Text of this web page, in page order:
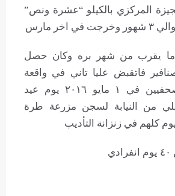
المركزي بالكيلو “عشرة ونص”
مارس
يقرب من شهر بره وكان حصل
فاتقبض عليا تاني في واقعة
اقتحام نقابة الصحفيين في ١ مايو ٢٠١٦ يوم عيد
من النيابة لسجن مزرعة طرة